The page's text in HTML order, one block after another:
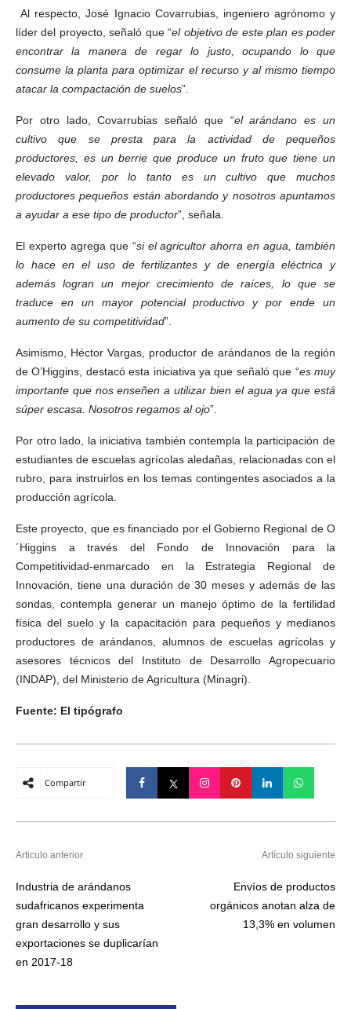
Al respecto, José Ignacio Covarrubias, ingeniero agrónomo y
líder del proyecto, señaló que “el objetivo de este plan es poder
encontrar la manera de regar lo justo, ocupando lo que
consume la planta para optimizar el recurso y al mismo tiempo
atacar la compactación de suelos”.
Por otro lado, Covarrubias señaló que “el arándano es un
cultivo que se presta para la actividad de pequeños
productores, es un berrie que produce un fruto que tiene un
elevado valor, por lo tanto es un cultivo que muchos
productores pequeños están abordando y nosotros apuntamos
a ayudar a ese tipo de productor”, señala.
El experto agrega que “si el agricultor ahorra en agua, también
lo hace en el uso de fertilizantes y de energía eléctrica y
además logran un mejor crecimiento de raíces, lo que se
traduce en un mayor potencial productivo y por ende un
aumento de su competitividad”.
Asimismo, Héctor Vargas, productor de arándanos de la región
de O’Higgins, destacó esta iniciativa ya que señaló que “es muy
importante que nos enseñen a utilizar bien el agua ya que está
súper escasa. Nosotros regamos al ojo”.
Por otro lado, la iniciativa también contempla la participación de
estudiantes de escuelas agrícolas aledañas, relacionadas con el
rubro, para instruirlos en los temas contingentes asociados a la
producción agrícola.
Este proyecto, que es financiado por el Gobierno Regional de O
´Higgins a través del Fondo de Innovación para la
Competitividad-enmarcado en la Estrategia Regional de
Innovación, tiene una duración de 30 meses y además de las
sondas, contempla generar un manejo óptimo de la fertilidad
física del suelo y la capacitación para pequeños y medianos
productores de arándanos, alumnos de escuelas agrícolas y
asesores técnicos del Instituto de Desarrollo Agropecuario
(INDAP), del Ministerio de Agricultura (Minagri).
Fuente: El tipógrafo
Compartir
Articulo anterior
Industria de arándanos
sudafricanos experimenta
gran desarrollo y sus
exportaciones se duplicarían
en 2017-18
Artículo siguiente
Envíos de productos
orgánicos anotan alza de
13,3% en volumen